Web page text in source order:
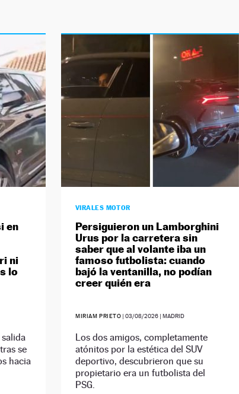
en
ni
lo
se
hacia
VIRALES MOTOR
Persiguieron un Lamborghini
Urus por la carretera sin
saber que al volante iba un
famoso futbolista: cuando
bajó la ventanilla, no podían
creer quién era
MIRIAM PRIETO |03/08/2026 | MADRID
Los dos amigos, completamente
atónitos por la estética del SUV
deportivo, descubrieron que su
propietario era un futbolista del
PSG.